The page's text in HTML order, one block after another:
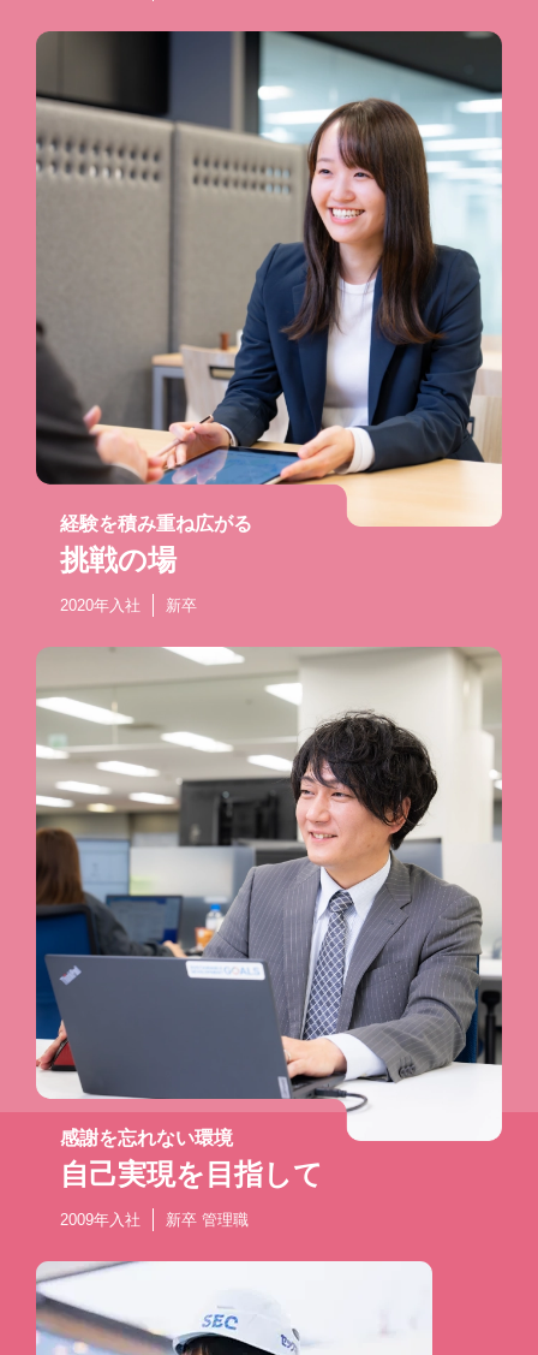
経験を積み重ね広がる
挑戦の場
2020年入社 新卒
感謝を忘れない環境
自己実現を目指して
2009年入社 新卒 管理職